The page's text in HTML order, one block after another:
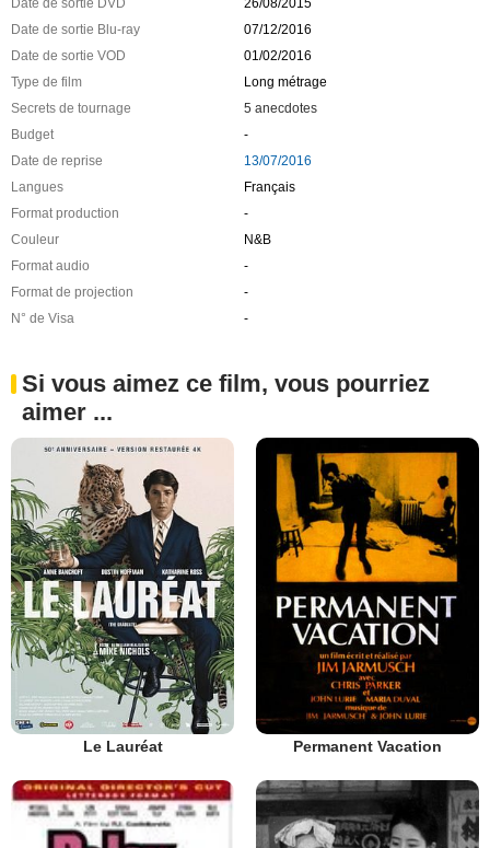
Date de sortie Blu-ray
07/12/2016
Date de sortie VOD
01/02/2016
Type de film
Long métrage
Secrets de tournage
5 anecdotes
Budget
-
Date de reprise
13/07/2016
Langues
Français
Format production
-
Couleur
N&B
Format audio
-
Format de projection
-
N° de Visa
-
Si vous aimez ce film, vous pourriez
aimer ...
Le Lauréat Permanent Vacation